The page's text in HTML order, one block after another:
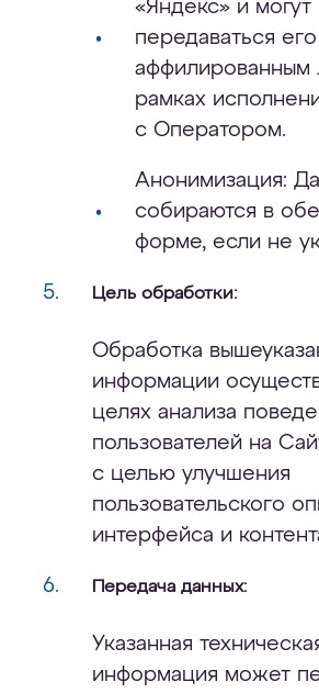
«Яндекс» и могут
передаваться его
аффилированным
рамках
с Оператором.
Анонимизация:
собираются в
форме, если не
Цель обработки:
Обработка
информации
целях анализа
пользователей на
с целью улучшения
пользовательского
интерфейса и
Передача данных:
Указанная
информация может